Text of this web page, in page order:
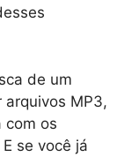
de um
arquivos MP3,
com os
se você já